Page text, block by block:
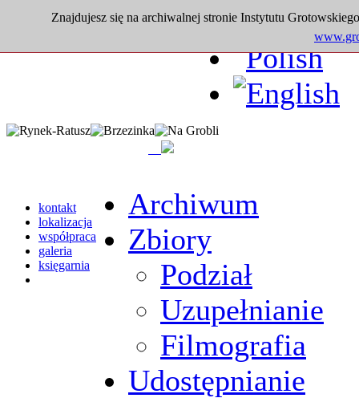
Znajdujesz się na archiwalnej stronie Instytutu
kontakt
lokalizacja
współpraca
galeria
księgarnia
Archiwum
Zbiory
Podział
Uzupełnianie
Filmografia
Udostępnianie